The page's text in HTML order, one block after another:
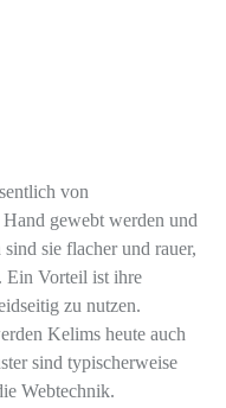
von
gewebt werden und
sie flacher und rauer,
Ein Vorteil ist ihre
zu nutzen.
Kelims heute auch
sind typischerweise
Webtechnik.